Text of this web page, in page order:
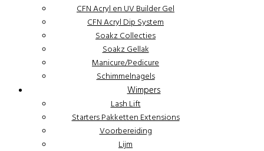
CFN Acryl en UV Builder Gel
CFN Acryl Dip System
Soakz Collecties
Soakz Gellak
Manicure/Pedicure
Schimmelnagels
Wimpers
Lash Lift
Starters Pakketten Extensions
Voorbereiding
Lijm